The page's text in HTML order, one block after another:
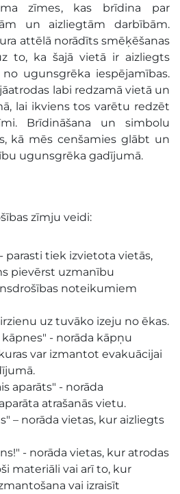
zīmes, kas brīdina par
un aizliegtām darbībām.
attēlā norādīts smēķēšanas
to, ka šajā vietā ir aizliegts
ugunsgrēka iespējamības.
labi redzamā vietā un
lai ikviens tos varētu redzēt
Brīdināšana un simbolu
kā mēs cenšamies glābt un
ugunsgrēka gadījumā.
zīmju veidi:
parasti tiek izvietota vietās,
pievērst uzmanību
noteikumiem
uz tuvāko izeju no ēkas.
- norāda kāpņu
var izmantot evakuācijai
aparāts" - norāda
atrašanās vietu.
– norāda vietas, kur aizliegts
- norāda vietas, kur atrodas
materiāli vai arī to, kur
vai izraisīt